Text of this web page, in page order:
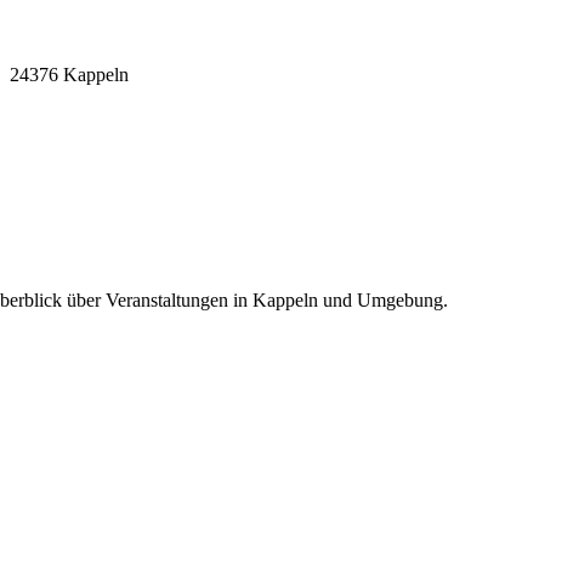
Kappeln
über Veranstaltungen in Kappeln und Umgebung.